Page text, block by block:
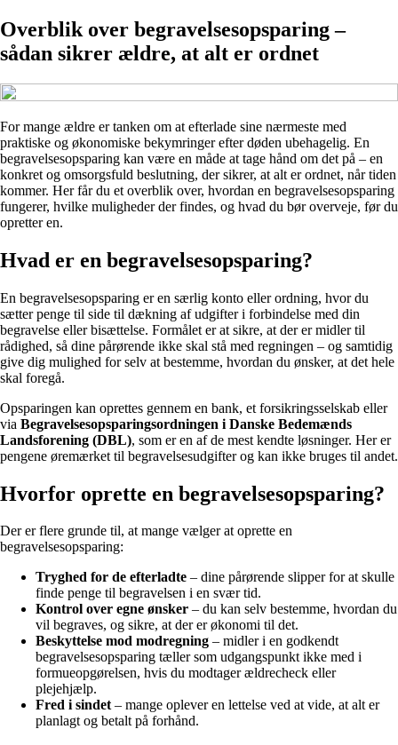
Overblik over begravelsesopsparing –
sådan sikrer ældre, at alt er ordnet
For mange ældre er tanken om at efterlade sine nærmeste med
praktiske og økonomiske bekymringer efter døden ubehagelig. En
begravelsesopsparing kan være en måde at tage hånd om det på – en
konkret og omsorgsfuld beslutning, der sikrer, at alt er ordnet, når tiden
kommer. Her får du et overblik over, hvordan en begravelsesopsparing
fungerer, hvilke muligheder der findes, og hvad du bør overveje, før du
opretter en.
Hvad er en begravelsesopsparing?
En begravelsesopsparing er en særlig konto eller ordning, hvor du
sætter penge til side til dækning af udgifter i forbindelse med din
begravelse eller bisættelse. Formålet er at sikre, at der er midler til
rådighed, så dine pårørende ikke skal stå med regningen – og samtidig
give dig mulighed for selv at bestemme, hvordan du ønsker, at det hele
skal foregå.
Opsparingen kan oprettes gennem en bank, et forsikringsselskab eller
via Begravelsesopsparingsordningen i Danske Bedemænds
Landsforening (DBL), som er en af de mest kendte løsninger. Her er
pengene øremærket til begravelsesudgifter og kan ikke bruges til andet.
Hvorfor oprette en begravelsesopsparing?
Der er flere grunde til, at mange vælger at oprette en
begravelsesopsparing:
Tryghed for de efterladte – dine pårørende slipper for at skulle
finde penge til begravelsen i en svær tid.
Kontrol over egne ønsker – du kan selv bestemme, hvordan du
vil begraves, og sikre, at der er økonomi til det.
Beskyttelse mod modregning – midler i en godkendt
begravelsesopsparing tæller som udgangspunkt ikke med i
formueopgørelsen, hvis du modtager ældrecheck eller
plejehjælp.
Fred i sindet– mange oplever en lettelse ved at vide, at alt er
planlagt og betalt på forhånd.